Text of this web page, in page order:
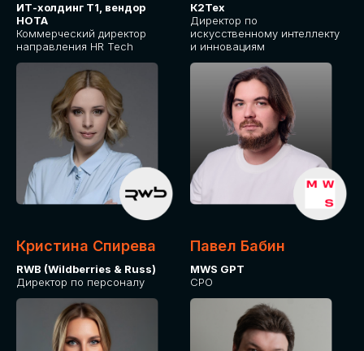
ИТ-холдинг Т1, вендор
НОТА
Коммерческий директор
направления HR Tech
К2Тех
Директор по
искусственному интеллекту
и инновациям
Кристина Спирева
RWB (Wildberries & Russ)
Директор по персоналу
Павел Бабин
MWS GPT
CPO